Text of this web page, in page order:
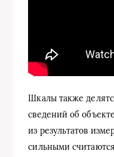
Шкалы также
сведений об
из результатов
сильными